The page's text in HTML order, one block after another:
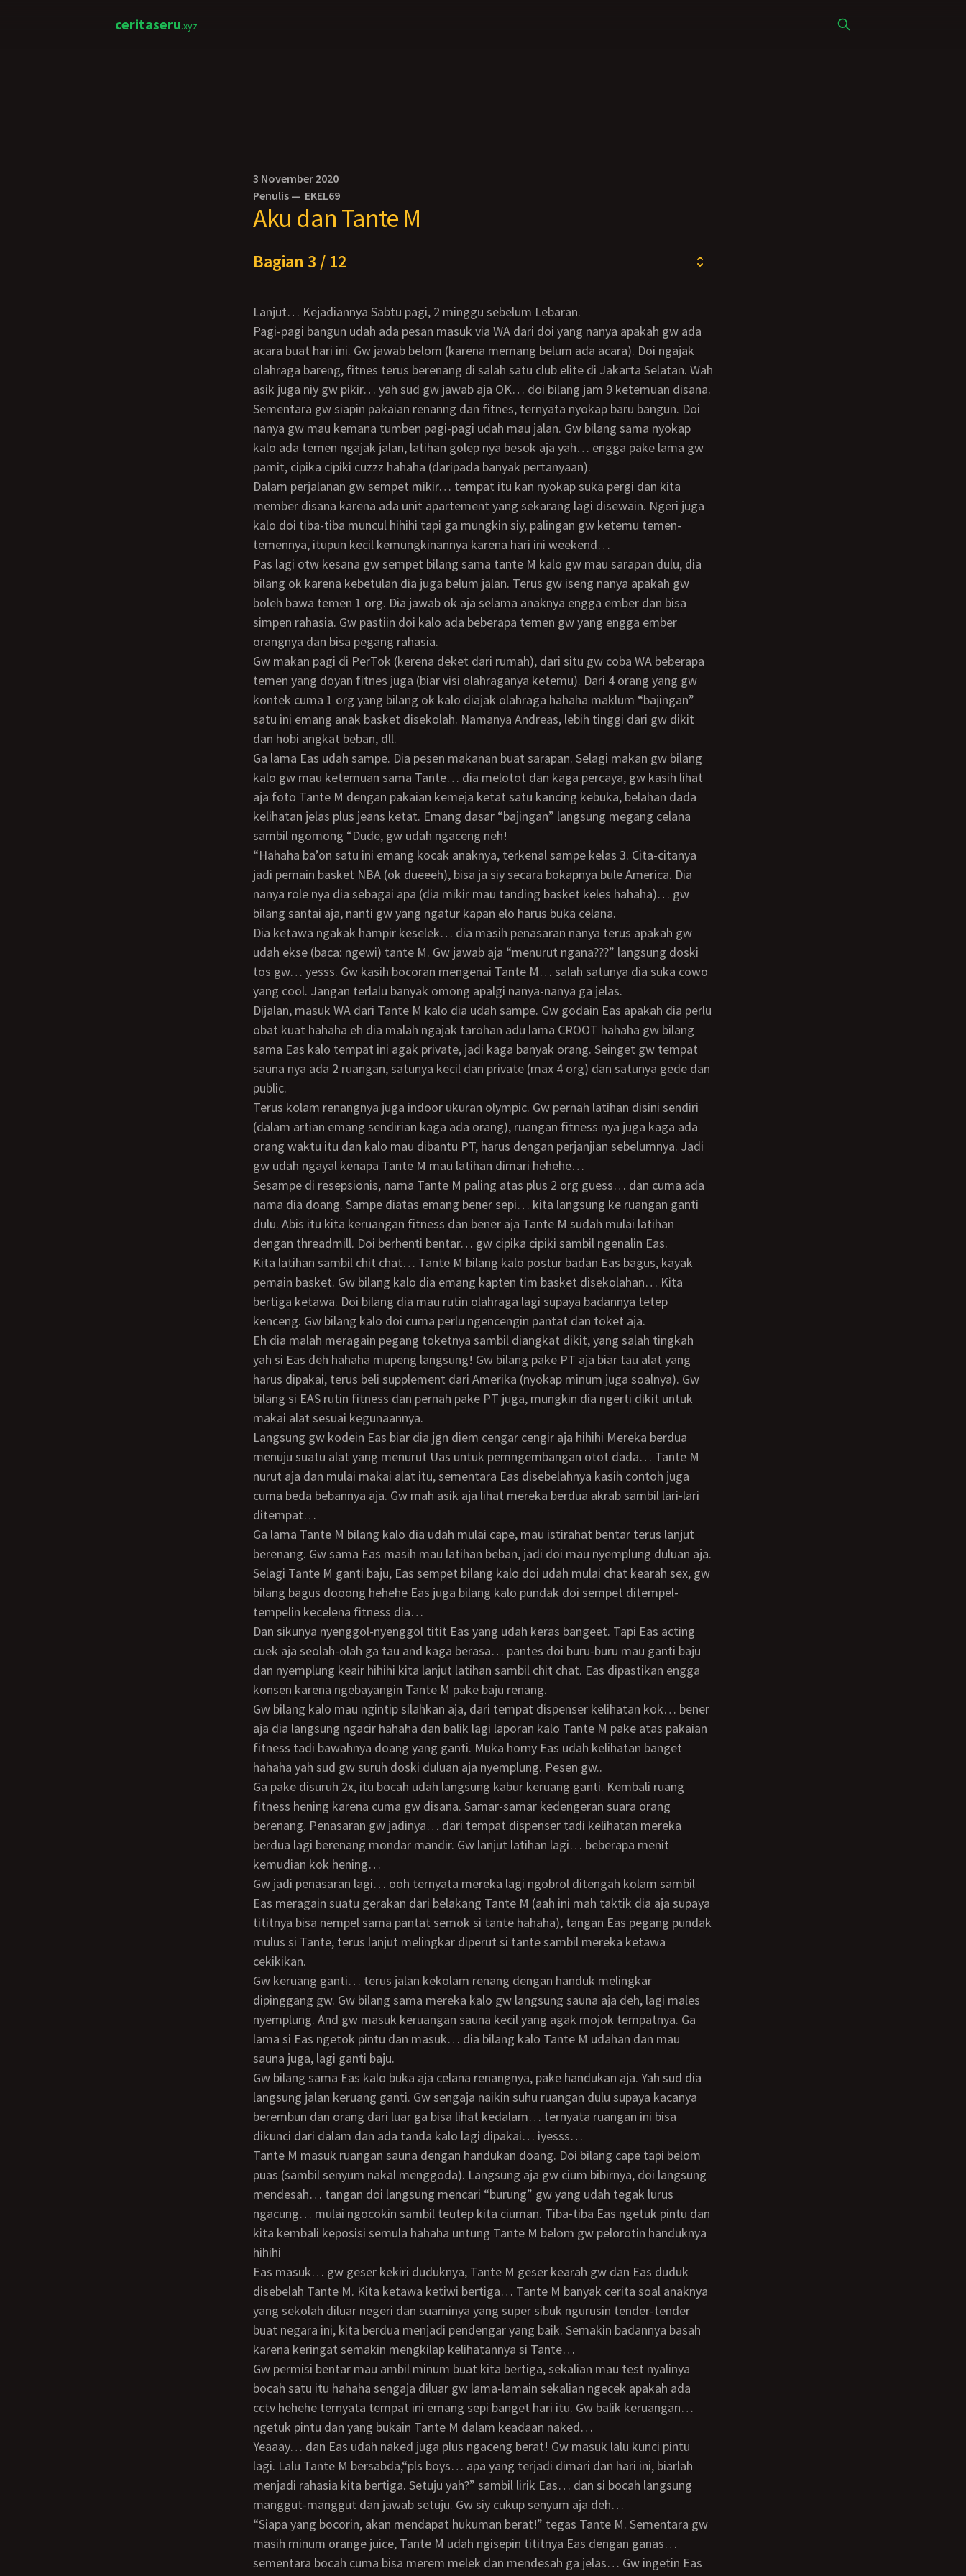
ceritaseru.xyz
3 November 2020
Penulis — EKEL69
Aku dan Tante M
Bagian 3 / 12
Lanjut… Kejadiannya Sabtu pagi, 2 minggu sebelum Lebaran.
Pagi-pagi bangun udah ada pesan masuk via WA dari doi yang nanya apakah gw ada
acara buat hari ini. Gw jawab belom (karena memang belum ada acara). Doi ngajak
olahraga bareng, fitnes terus berenang di salah satu club elite di Jakarta Selatan. Wah
asik juga niy gw pikir… yah sud gw jawab aja OK… doi bilang jam 9 ketemuan disana.
Sementara gw siapin pakaian renanng dan fitnes, ternyata nyokap baru bangun. Doi
nanya gw mau kemana tumben pagi-pagi udah mau jalan. Gw bilang sama nyokap
kalo ada temen ngajak jalan, latihan golep nya besok aja yah… engga pake lama gw
pamit, cipika cipiki cuzzz hahaha (daripada banyak pertanyaan).
Dalam perjalanan gw sempet mikir… tempat itu kan nyokap suka pergi dan kita
member disana karena ada unit apartement yang sekarang lagi disewain. Ngeri juga
kalo doi tiba-tiba muncul hihihi tapi ga mungkin siy, palingan gw ketemu temen-
temennya, itupun kecil kemungkinannya karena hari ini weekend…
Pas lagi otw kesana gw sempet bilang sama tante M kalo gw mau sarapan dulu, dia
bilang ok karena kebetulan dia juga belum jalan. Terus gw iseng nanya apakah gw
boleh bawa temen 1 org. Dia jawab ok aja selama anaknya engga ember dan bisa
simpen rahasia. Gw pastiin doi kalo ada beberapa temen gw yang engga ember
orangnya dan bisa pegang rahasia.
Gw makan pagi di PerTok (kerena deket dari rumah), dari situ gw coba WA beberapa
temen yang doyan fitnes juga (biar visi olahraganya ketemu). Dari 4 orang yang gw
kontek cuma 1 org yang bilang ok kalo diajak olahraga hahaha maklum “bajingan”
satu ini emang anak basket disekolah. Namanya Andreas, lebih tinggi dari gw dikit
dan hobi angkat beban, dll.
Ga lama Eas udah sampe. Dia pesen makanan buat sarapan. Selagi makan gw bilang
kalo gw mau ketemuan sama Tante… dia melotot dan kaga percaya, gw kasih lihat
aja foto Tante M dengan pakaian kemeja ketat satu kancing kebuka, belahan dada
kelihatan jelas plus jeans ketat. Emang dasar “bajingan” langsung megang celana
sambil ngomong “Dude, gw udah ngaceng neh!
“hahaha ba’on satu ini emang kocak anaknya, terkenal sampe kelas 3. Cita-citanya
jadi pemain basket NBA (ok dueeeh), bisa ja siy secara bokapnya bule America. Dia
nanya role nya dia sebagai apa (dia mikir mau tanding basket keles hahaha)… gw
bilang santai aja, nanti gw yang ngatur kapan elo harus buka celana.
Dia ketawa ngakak hampir keselek… dia masih penasaran nanya terus apakah gw
udah ekse (baca: ngewi) tante M. Gw jawab aja “menurut ngana???” langsung doski
tos gw… yesss. Gw kasih bocoran mengenai Tante M… salah satunya dia suka cowo
yang cool. Jangan terlalu banyak omong apalgi nanya-nanya ga jelas.
Dijalan, masuk WA dari Tante M kalo dia udah sampe. Gw godain Eas apakah dia perlu
obat kuat hahaha eh dia malah ngajak tarohan adu lama CROOT hahaha gw bilang
sama Eas kalo tempat ini agak private, jadi kaga banyak orang. Seinget gw tempat
sauna nya ada 2 ruangan, satunya kecil dan private (max 4 org) dan satunya gede dan
public.
Terus kolam renangnya juga indoor ukuran olympic. Gw pernah latihan disini sendiri
(dalam artian emang sendirian kaga ada orang), ruangan fitness nya juga kaga ada
orang waktu itu dan kalo mau dibantu PT, harus dengan perjanjian sebelumnya. Jadi
gw udah ngayal kenapa Tante M mau latihan dimari hehehe…
Sesampe di resepsionis, nama Tante M paling atas plus 2 org guess… dan cuma ada
nama dia doang. Sampe diatas emang bener sepi… kita langsung ke ruangan ganti
dulu. Abis itu kita keruangan fitness dan bener aja Tante M sudah mulai latihan
dengan threadmill. Doi berhenti bentar… gw cipika cipiki sambil ngenalin Eas.
Kita latihan sambil chit chat… Tante M bilang kalo postur badan Eas bagus, kayak
pemain basket. Gw bilang kalo dia emang kapten tim basket disekolahan… Kita
bertiga ketawa. Doi bilang dia mau rutin olahraga lagi supaya badannya tetep
kenceng. Gw bilang kalo doi cuma perlu ngencengin pantat dan toket aja.
Eh dia malah meragain pegang toketnya sambil diangkat dikit, yang salah tingkah
yah si Eas deh hahaha mupeng langsung! Gw bilang pake PT aja biar tau alat yang
harus dipakai, terus beli supplement dari Amerika (nyokap minum juga soalnya). Gw
bilang si EAS rutin fitness dan pernah pake PT juga, mungkin dia ngerti dikit untuk
makai alat sesuai kegunaannya.
Langsung gw kodein Eas biar dia jgn diem cengar cengir aja hihihi Mereka berdua
menuju suatu alat yang menurut Uas untuk pemngembangan otot dada… Tante M
nurut aja dan mulai makai alat itu, sementara Eas disebelahnya kasih contoh juga
cuma beda bebannya aja. Gw mah asik aja lihat mereka berdua akrab sambil lari-lari
ditempat…
Ga lama Tante M bilang kalo dia udah mulai cape, mau istirahat bentar terus lanjut
berenang. Gw sama Eas masih mau latihan beban, jadi doi mau nyemplung duluan aja.
Selagi Tante M ganti baju, Eas sempet bilang kalo doi udah mulai chat kearah sex, gw
bilang bagus dooong hehehe Eas juga bilang kalo pundak doi sempet ditempel-
tempelin kecelena fitness dia…
dan sikunya nyenggol-nyenggol titit Eas yang udah keras bangeet. Tapi Eas acting
cuek aja seolah-olah ga tau and kaga berasa… pantes doi buru-buru mau ganti baju
dan nyemplung keair hihihi kita lanjut latihan sambil chit chat. Eas dipastikan engga
konsen karena ngebayangin Tante M pake baju renang.
Gw bilang kalo mau ngintip silahkan aja, dari tempat dispenser kelihatan kok… bener
aja dia langsung ngacir hahaha dan balik lagi laporan kalo Tante M pake atas pakaian
fitness tadi bawahnya doang yang ganti. Muka horny Eas udah kelihatan banget
hahaha yah sud gw suruh doski duluan aja nyemplung. Pesen gw..
Ga pake disuruh 2x, itu bocah udah langsung kabur keruang ganti. Kembali ruang
fitness hening karena cuma gw disana. Samar-samar kedengeran suara orang
berenang. Penasaran gw jadinya… dari tempat dispenser tadi kelihatan mereka
berdua lagi berenang mondar mandir. Gw lanjut latihan lagi… beberapa menit
kemudian kok hening…
gw jadi penasaran lagi… ooh ternyata mereka lagi ngobrol ditengah kolam sambil
Eas meragain suatu gerakan dari belakang Tante M (aah ini mah taktik dia aja supaya
tititnya bisa nempel sama pantat semok si tante hahaha), tangan Eas pegang pundak
mulus si Tante, terus lanjut melingkar diperut si tante sambil mereka ketawa
cekikikan.
Gw keruang ganti… terus jalan kekolam renang dengan handuk melingkar
dipinggang gw. Gw bilang sama mereka kalo gw langsung sauna aja deh, lagi males
nyemplung. And gw masuk keruangan sauna kecil yang agak mojok tempatnya. Ga
lama si Eas ngetok pintu dan masuk… dia bilang kalo Tante M udahan dan mau
sauna juga, lagi ganti baju.
Gw bilang sama Eas kalo buka aja celana renangnya, pake handukan aja. Yah sud dia
langsung jalan keruang ganti. Gw sengaja naikin suhu ruangan dulu supaya kacanya
berembun dan orang dari luar ga bisa lihat kedalam… ternyata ruangan ini bisa
dikunci dari dalam dan ada tanda kalo lagi dipakai… iyesss…
Tante M masuk ruangan sauna dengan handukan doang. Doi bilang cape tapi belom
puas (sambil senyum nakal menggoda). Langsung aja gw cium bibirnya, doi langsung
mendesah… tangan doi langsung mencari “burung” gw yang udah tegak lurus
ngacung… mulai ngocokin sambil teutep kita ciuman. Tiba-tiba Eas ngetuk pintu dan
kita kembali keposisi semula hahaha untung Tante M belom gw pelorotin handuknya
hihihi
Eas masuk… gw geser kekiri duduknya, Tante M geser kearah gw dan Eas duduk
disebelah Tante M. Kita ketawa ketiwi bertiga… Tante M banyak cerita soal anaknya
yang sekolah diluar negeri dan suaminya yang super sibuk ngurusin tender-tender
buat negara ini, kita berdua menjadi pendengar yang baik. Semakin badannya basah
karena keringat semakin mengkilap kelihatannya si Tante…
Gw permisi bentar mau ambil minum buat kita bertiga, sekalian mau test nyalinya
bocah satu itu hahaha sengaja diluar gw lama-lamain sekalian ngecek apakah ada
cctv hehehe ternyata tempat ini emang sepi banget hari itu. Gw balik keruangan…
ngetuk pintu dan yang bukain Tante M dalam keadaan naked…
yeaaay… dan Eas udah naked juga plus ngaceng berat! Gw masuk lalu kunci pintu
lagi. Lalu Tante M bersabda,“pls boys… apa yang terjadi dimari dan hari ini, biarlah
menjadi rahasia kita bertiga. Setuju yah?” sambil lirik Eas… dan si bocah langsung
manggut-manggut dan jawab setuju. Gw siy cukup senyum aja deh…
“siapa yang bocorin, akan mendapat hukuman berat!” tegas Tante M. Sementara gw
masih minum orange juice, Tante M udah ngisepin tititnya Eas dengan ganas…
sementara bocah cuma bisa merem melek dan mendesah ga jelas… Gw ingetin Eas